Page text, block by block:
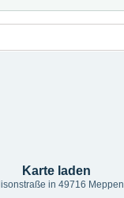
Karte laden
in 49716 Meppen